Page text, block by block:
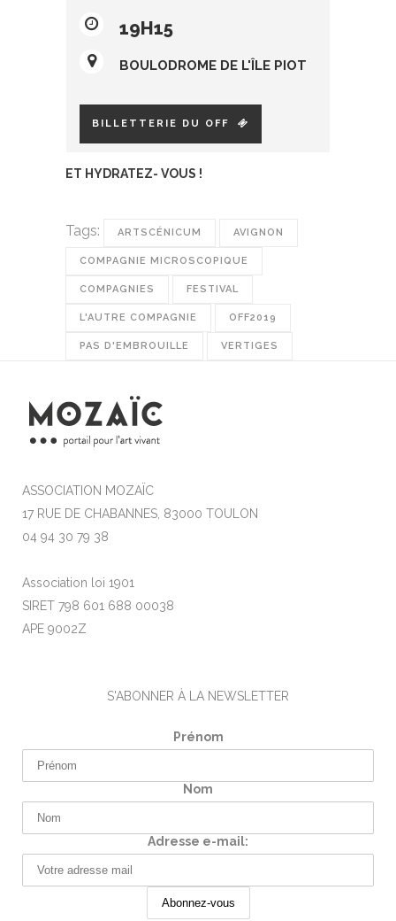
19H15
BOULODROME DE L'ÎLE PIOT
BILLETTERIE DU OFF
ET HYDRATEZ- VOUS !
Tags: ARTSCÉNICUM AVIGNON
COMPAGNIE MICROSCOPIQUE
COMPAGNIES FESTIVAL
L'AUTRE COMPAGNIE OFF2019
PAS D'EMBROUILLE VERTIGES
ASSOCIATION MOZAÏC
17 RUE DE CHABANNES, 83000 TOULON
04 94 30 79 38
Association loi 1901
SIRET 798 601 688 00038
APE 9002Z
S'ABONNER À LA NEWSLETTER
Prénom
Nom
Adresse e-mail: